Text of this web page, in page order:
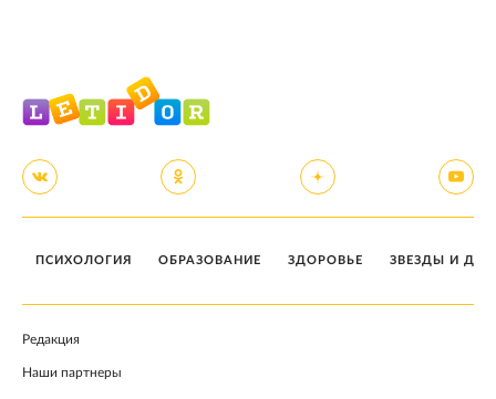
ПСИХОЛОГИЯ ОБРАЗОВАНИЕ ЗДОРОВЬЕ ЗВЕЗДЫ И
Редакция
Наши партнеры